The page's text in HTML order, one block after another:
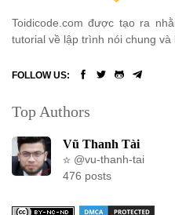
Toidicode.com được tạo ra
tutorial về lập trình nói chung và
FOLLOW US:
Top Authors
Vũ Thanh Tài
@vu-thanh-tai
476 posts